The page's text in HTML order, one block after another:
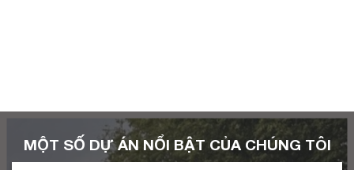
MỘT SỐ DỰ ÁN NỔI BẬT CỦA CHÚNG TÔI